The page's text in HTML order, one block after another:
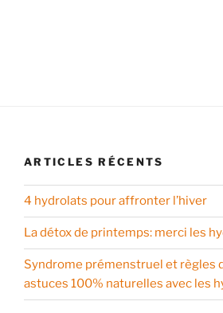
ARTICLES RÉCENTS
4 hydrolats pour affronter l’hiver
La détox de printemps: merci les
Syndrome prémenstruel et règles
astuces 100% naturelles avec les